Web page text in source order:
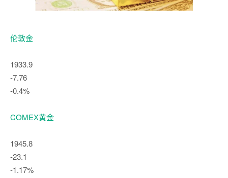
伦敦金
1933.9
-7.76
-0.4%
COMEX黄金
1945.8
-23.1
-1.17%